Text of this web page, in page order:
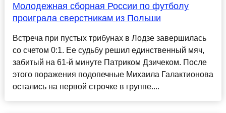
Молодежная сборная России по футболу
проиграла сверстникам из Польши
Встреча при пустых трибунах в Лодзе завершилась
со счетом 0:1. Ее судьбу решил единственный мяч,
забитый на 61-й минуте Патриком Дзичеком. После
этого поражения подопечные Михаила Галактионова
остались на первой строчке в группе....